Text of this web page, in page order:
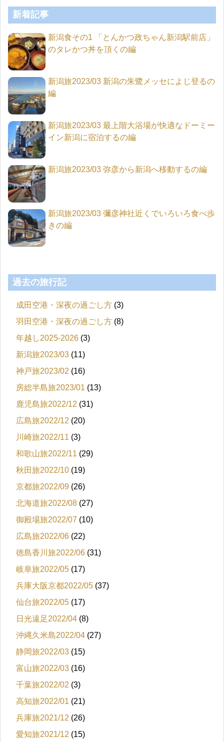
新着記事
新潟食その1 「とんかつ政ちゃん新潟駅前店」
のタレかつ丼を頂くの編
新潟旅2023/03 新潟の朱鷺メッセによじ登るの
編
新潟旅2023/03 最上階大浴場が快適なドーミー
イン新潟に宿泊するの編
新潟旅2023/03 弥彦から新潟へ移動するの編
新潟旅2023/03 彌彦神社近くでいろいろ食べ歩
きの編
過去の旅行記
成田空港・深夜の過ごし方 (3)
羽田空港・深夜の過ごし方 (8)
年越し2025-2026 (3)
新潟旅2023/03 (11)
神戸旅2023/02 (16)
房総半島旅2023/01 (13)
鹿児島旅2022/12 (31)
広島旅2022/12 (20)
川崎旅2022/11 (3)
和歌山旅2022/11 (29)
秋田旅2022/10 (19)
京都旅2022/09 (26)
北海道旅2022/08 (27)
御殿場旅2022/07 (10)
広島旅2022/06 (22)
徳島香川旅2022/06 (31)
岐阜旅2022/05 (17)
兵庫大阪京都2022/05 (37)
仙台旅2022/05 (17)
日光遠足2022/04 (8)
沖縄久米島2022/04 (27)
静岡旅2022/03 (15)
富山旅2022/03 (16)
千葉旅2022/02 (3)
高知旅2022/01 (21)
兵庫旅2021/12 (26)
愛知旅2021/12 (15)